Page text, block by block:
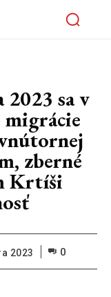
sa v
zberné
Krtíši
2023 0